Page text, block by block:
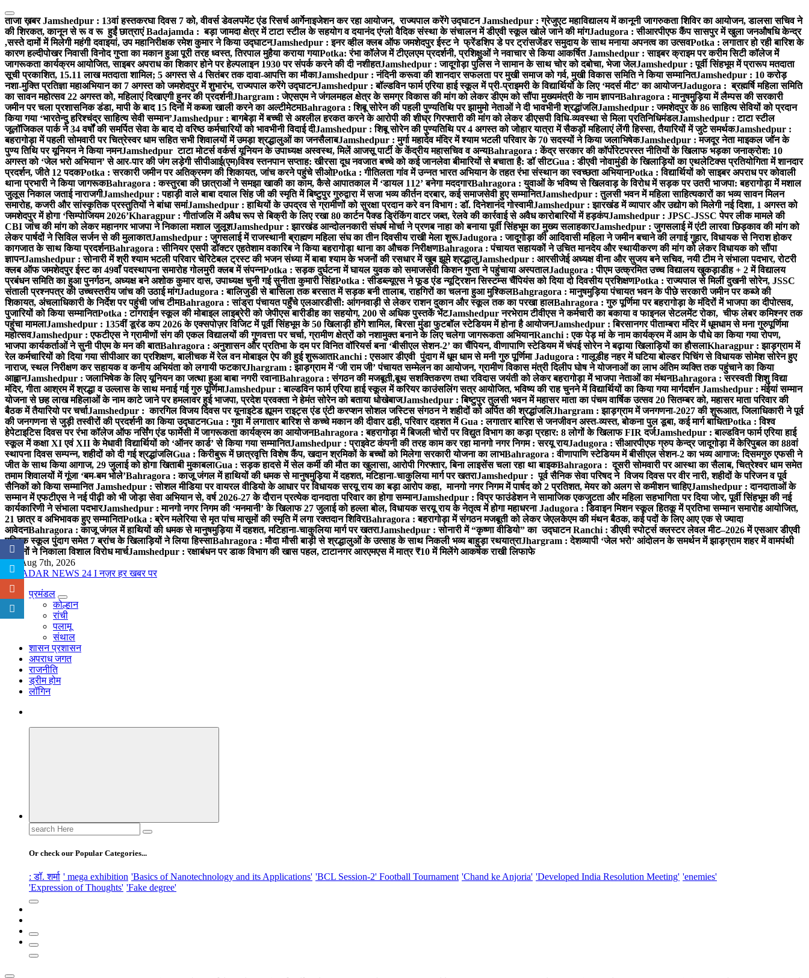
Skip
to
content
ताजा ख़बरJamshedpur : 13वां हस्तकरघा दिवस 7 को, वीवर्स डेवलपमेंट एंड रिसर्च आर्गेनाइजेशन कर रहा आयोजन, राज्यपाल करेंगे उद्घाटनJamshedpur : ग्रेजुएट महाविद्यालय में कानूनी जागरुकता शिविर का आयोजन, डालसा सचिव ने
की शिरकत, कानून से रू व रू हुईं छात्राएंBadajamda : बड़ा जामदा क्षेत्र में टाटा स्टील के सहयोग व दयानंद एंग्लो वैदिक संस्था के संचालन में डीएवी स्कूल खोले जाने की मांगJadugora : सीआरपीएफ कैंप सासपुर में खुला जनऔषधि केन्द्र
,सस्ते दामों में मिलेगी महंगी दवाइयां, उप महानिरीक्षक रमेश कुमार ने किया उद्घाटनJamshedpur : इनर व्हील क्लब ऑफ जमशेदपुर ईस्ट ने फ्रेंडशिप डे पर ट्रांसजेंडर समुदाय के साथ मनाया अपनत्व का उत्सवPotka : लगातार हो रही बारिश के
कारण हल्दीपोखर निवासी विनोद गुप्ता का मकान हुआ पूरी तरह ध्वस्त, तिरपाल मुहैया कराया गयाPotka: रंभा कॉलेज में टीएलएम प्रदर्शनी, प्रशिक्षुओं ने नवाचार से किया आकर्षितJamshedpur : साइबर क्राइम पर करीम सिटी कॉलेज में
जागरूकता कार्यक्रम आयोजित, साइबर अपराध का शिकार होने पर हेल्पलाइन 1930 पर संपर्क करने की दी नशीहतJamshedpur : जादूगोड़ा पुलिस ने सामान के साथ चोर को दबोचा, भेजा जेलJamshedpur : पूर्वी सिंहभूम में प्रारूप मतदाता
सूची प्रकाशित, 15.11 लाख मतदाता शामिल; 5 अगस्त से 4 सितंबर तक दावा-आपत्ति का मौकाJamshedpur : नंदिनी करूवा की शानदार सफलता पर मुखी समाज को गर्व, मुखी विकास समिति ने किया सम्मानितJamshedpur : 10 करोड़
नशा-मुक्ति प्रतिज्ञा महाअभियान का 7 अगस्त को जमशेदपुर में शुभारंभ, राज्यपाल करेंगे उद्घाटनJamshedpur : बॉल्डविन फार्म एरिया हाई स्कूल में प्री-प्राइमरी के विद्यार्थियों के लिए ‘मदर्स मीट’ का आयोजनJadugora : ब्रह्मर्षि महिला समिति
का सावन महोत्सव 22 अगस्त को, महिलाएं दिखाएगी हुनर की प्रदर्शनीJhargram : जेएसएम ने जंगलमहल क्षेत्र के समग्र विकास की मांग को लेकर डीएम को सौंपा मुख्यमंत्री के नाम ज्ञापनBahragora : मानुषमुड़िया में लैम्पस की सरकारी
जमीन पर चला प्रशासनिक डंडा, मापी के बाद 15 दिनों में कब्जा खाली करने का अल्टीमेटमBahragora : शिबू सोरेन की पहली पुण्यतिथि पर झामुमो नेताओं ने दी भावभीनी श्रद्धांजलिJamshedpur : जमशेदपुर के 86 साहित्य सेवियों को प्रदान
किया गया ‘भारतेन्दु हरिश्चंद्र साहित्य सेवी सम्मान’Jamshedpur : बागबेड़ा में बच्ची से अश्लील हरकत करने के आरोपी की शीघ्र गिरफ्तारी की मांग को लेकर डीएसपी विधि-व्यवस्था से मिला प्रतिनिधिमंडलJamshedpur : टाटा स्टील
जूलॉजिकल पार्क ने 34 वर्षों की समर्पित सेवा के बाद दो वरिष्ठ कर्मचारियों को भावभीनी विदाई दीJamshedpur : शिबू सोरेन की पुण्यतिथि पर 4 अगस्त को जोहार यात्रा में सैकड़ों महिलाएं लेंगी हिस्सा, तैयारियों में जुटे समर्थकJamshedpur :
बहरागोड़ा में पहली सोमवारी पर चित्रेस्वर धाम सहित सभी शिवालयों में उमड़ा श्रद्धालुओं का जनसैलाबJamshedpur : मुर्गा महादेव मंदिर में श्याम भटली परिवार के 70 सदस्यों ने किया जलाभिषेकJamshedpur : मजदूर नेता माइकल जॉन के
पुण्य तिथि पर यूनियन ने किया नमनJamshedpur टाटा मोटर्स वर्कर्स यूनियन के उपाध्यक्ष अस्वस्थ, मिलें आजसू पार्टी के केंद्रीय महासचिव व अन्यBahragora : केंद्र सरकार की कॉर्पोरेटपरस्त नीतियों के खिलाफ भड़का जनाक्रोश: 10
अगस्त को ‘जेल भरो अभियान’ से आर-पार की जंग लड़ेगी सीपीआई(एम)विश्व स्तनपान सप्ताह: खीरसा दूध नवजात बच्चे को कई जानलेवा बीमारियों से बचाता है: डॉ सीटGua : डीएवी नोवामुंडी के खिलाड़ियों का एथलेटिक्स प्रतियोगिता में शानदार
प्रदर्शन, जीते 12 पदकPotka : सरकारी जमीन पर अतिक्रमण की शिकायत, जांच करने पहुंचे सीओPotka : गीतिलता गांव में उन्नत भारत अभियान के तहत रंभा संस्थान का स्वच्छता अभियानPotka : विद्यार्थियों को साइबर अपराध पर कोवाली
थाना प्रभारी ने किया जागरूकBahragora : कस्तुरबा की छात्राओं ने समझा खाकी का काम, कैसे आपातकाल में ‘डायल 112’ बनेगा मददगारBahragora : युवाओं के भविष्य से खिलवाड़ के विरोध में सड़क पर उतरी भाजपा: बहरागोड़ा में मशाल
जुलूस निकाल जताई नाराजगीJamshedpur : पहाड़ी वाले बाबा दयाल सिंह जी की स्मृति में बिष्टुपुर गुरुद्वारा में सजा भव्य कीर्तन दरबार, कई समाजसेवी हुए सम्मानितJamshedpur : तुलसी भवन में महिला साहित्यकारों का भव्य सावन मिलन
समारोह, कजरी और सांस्कृतिक प्रस्तुतियों ने बांधा समांJamshedpur : हाथियों के उपद्रव से ग्रामीणों को सुरक्षा प्रदान करे वन विभाग : डॉ. दिनेशानंद गोस्वामीJamshedpur : झारखंड में व्यापार और उद्योग को मिलेगी नई दिशा, 1 अगस्त को
जमशेदपुर में होगा ‘सिम्पोजियम 2026’Kharagpur : गीतांजलि में अवैध रूप से बिक्री के लिए रखा 80 कार्टन पैक्ड ड्रिंकिंग वाटर जब्त, रेलवे की कार्रवाई से अवैध कारोबारियों में हड़कंपJamshedpur : JPSC-JSSC पेपर लीक मामले की
CBI जांच की मांग को लेकर महानगर भाजपा ने निकाला मशाल जुलूशJamshedpur : झारखंड आन्दोलनकारी संघर्ष मोर्चा ने प्रणब नाहा को बनाया पूर्वी सिंहभूम का मुख्य सलाहकारJamshedpur : जुगसलाई में एंटी लारवा छिड़काव की मांग को
लेकर पार्षदों ने सिविल सर्जन से की मुलाकातJamshedpur : जुगसलाई में राजस्थानी ब्राह्मण महिला संघ का तीन दिवसीय राखी मेला शुरूJadugora : जादूगोड़ा की आदिवासी महिला ने जमीन बचाने की लगाई गुहार, विधायक से निराश होकर
कागजात के साथ किया प्रदर्शनBahragora : सीनियर एसपी डॉक्टर एहतेशाम वकारिब ने किया बहरागोड़ा थाना का औचक निरीक्षणBahragora : पंचायत सहायकों ने उचित मानदेय और स्थायीकरण की मांग को लेकर विधायक को सौंपा
ज्ञापनJamshedpur : सोनारी में श्री श्याम भटली परिवार चेरिटेबल ट्रस्ट की भजन संध्या में बाबा श्याम के भजनों की रसधार में खुब झूमे श्रद्धालुJamshedpur : आरसीजेई अध्यक्ष वीना और सुजय बने सचिव, नयी टीम ने संभाला पदभार, रोटरी
क्लब ऑफ जमशेदपुर ईस्ट का 49वाँ पदस्थापना समारोह गोलमुरी क्लब में संपन्नPotka : सड़क दुर्घटना में घायल युवक को समाजसेवी किशन गुप्ता ने पहुंचाया अस्पतालJadugora : पीएम उत्क्रमित उच्च विद्यालय खुकड़ाडीह + 2 में विद्यालय
प्रबंधन समिति का हुआ पुनर्गठन, अध्यक्ष बने अशोक कुमार दास, उपाध्यक्ष चुनी गई सुनीता कुमारी सिंहPotka : सीडब्ल्यूएस ने फूड एंड न्यूट्रिशन सिस्टम्स चैंपियंस को दिया दो दिवसीय प्रशिक्षणPotka : राज्यपाल से मिलीं दुखनी सोरेन, JSSC
संताली प्रश्नपत्र की उच्चस्तरीय जांच की उठाई मांगJadugora : बालिजुडी से बासिला तक बरसात में सड़क बनी तालाब, राहगिरों का चलना हुआ मुश्किलBahgragora : मानुषमुड़िया पंचायत भवन के पीछे सरकारी जमीन पर कब्जे की
शिकायत, अंचलाधिकारी के निर्देश पर पहुंची जांच टीमBahragora : सांड्रा पंचायत पहुँचे एलआरडीसी: आंगनवाड़ी से लेकर राशन दुकान और स्कूल तक का परखा हालBahragora : गुरु पूर्णिमा पर बहरागोड़ा के मंदिरों में भाजपा का दीपोत्सव,
पुजारियों को किया सम्मानितPotka : टांगराईन स्कूल की मोबाइल लाइब्रेरी को जेपीएस बारीडीह का सहयोग, 200 से अधिक पुस्तकें भेंटJamshedpur नरभेराम टीवीएस ने कर्मचारी का बकाया व फाइनल सेटलमेंट रोका, चीफ लेबर कमिश्नर तक
पहुंचा मामलाJamshedpur : 135वीं डूरंड कप 2026 के एक्सपोज़र विजिट में पूर्वी सिंहभूम के 50 खिलाड़ी होंगे शामिल, बिरसा मुंडा फुटबॉल स्टेडियम में होना है आयोजनJamshedpur : बिरसानगर पीताम्बरा मंदिर में धूमधाम से मना गुरुपूर्णिमा
महोत्सवJamshedpur : एफटीएस ने ग्रामीणों संग की एकल विद्यालयों की गुणवत्ता पर चर्चा, ग्रामीण क्षेत्रों को नशामुक्त बनाने के लिए चलेगा जागरूकता अभियानRanchi : एक पेड़ मां के नाम कार्यक्रम में आम के पौधे का किया गया रोपण,
भाजपा कार्यकर्ताओं ने सुनी पीएम के मन की बातBahragora : अनुशासन और प्रतिभा के दम पर विनित वॉरियर्स बना ‘बीसीएल सेशन-2’ का चैंपियन, वीणापाणि स्टेडियम में चंपई सोरेन ने बढ़ाया खिलाड़ियों का हौसलाKharagpur : झाड़ग्राम में
रेल कर्मचारियों को दिया गया सीपीआर का प्रशिक्षण, बालीचक में रेल वन मोबाइल ऐप की हुई शुरूआतRanchi : एसआर डीएवी पुंदाग में धूम धाम से मनी गुरु पूर्णिमाJadugora : गालूडीह नहर में घटिया बोल्डर पिचिंग से विधायक सोमेश सोरेन हुए
नाराज, स्थल निरीक्षण कर सहायक व कनीय अभियंता को लगायी फटकारJhargram : झाड़ग्राम में ‘जी राम जी’ पंचायत सम्मेलन का आयोजन, ग्रामीण विकास मंत्री दिलीप घोष ने योजनाओं का लाभ अंतिम व्यक्ति तक पहुंचाने का किया
आह्वानJamshedpur : जलाभिषेक के लिए यूनियन का जत्था हुआ बाबा नगरी रवानाBahragora : संगठन की मजबूती,बूथ सशक्तिकरण तथा रविदास जयंती को लेकर बहरागोड़ा में भाजपा नेताओं का मंथनBahragora : सरस्वती शिशु विद्या
मंदिर, गीता आश्रम में श्रद्धा व उल्लास के साथ मनाई गई गुरु पूर्णिमाJamshedpur : बाल्डविन फार्म एरिया हाई स्कूल में करियर काउंसलिंग सत्र आयोजित, भविष्य की राह चुनने में विद्यार्थियों का किया गया मार्गदर्शनJamshedpur : मंईयां सम्मान
योजना से छह लाख महिलाओं के नाम काटे जाने पर हमलावर हुई भाजपा, प्रदेश प्रवक्ता ने हेमंत सोरेन को बताया धोखेबाजJamshedpur : बिष्टुपुर तुलसी भवन में महासर माता का पंचम वार्षिक उत्सव 20 सितम्बर को, महासर माता परिवार की
बैठक में तैयारियो पर चर्चाJamshedpur : कारगिल विजय दिवस पर यूनाइटेड ह्यूमन राइट्स एंड एंटी करप्शन सोशल जस्टिस संगठन ने शहीदों को अर्पित की श्रद्धांजलिJhargram : झाड़ग्राम में जनगणना-2027 की शुरूआत, जिलाधिकारी ने पूर्व
की जनगणना से जुड़ी तस्वीरों की प्रदर्शनी का किया उद्घाटनGua : गुवा में लगातार बारिश से कच्चे मकान की दीवार ढही, परिवार दहशत मेंGua : लगातार बारिश से जनजीवन अस्त-व्यस्त, बोकना पुल डूबा, कई मार्ग बाधितPotka : विश्व
हेपेटाइटिस दिवस पर रंभा कॉलेज ऑफ नर्सिंग एंड फार्मेसी में जागरूकता कार्यक्रम का आयोजनBahragora : बहरागोड़ा में बिजली चोरों पर विद्युत विभाग का कड़ा प्रहार: 8 लोगों के खिलाफ FIR दर्जJamshedpur : बाल्डविन फार्म एरिया हाई
स्कूल में कक्षा XI एवं XII के मेधावी विद्यार्थियों को ‘ऑनर कार्ड’ से किया गया सम्मानितJamshedpur : प्राइवेट कंपनी की तरह काम कर रहा मानगो नगर निगम : सरयू रायJadugora : सीआरपीएफ ग्रुप केन्द्र जादूगोड़ा में केरिपुबल का 88वां
स्थापना दिवस सम्पन्न, शहीदों को दी गई श्रद्धांजलिGua : किरीबुरू में छात्रवृत्ति विशेष कैंप, खदान श्रमिकों के बच्चों को मिलेगा सरकारी योजना का लाभBahragora : वीणापाणि स्टेडियम में बीसीएल सेशन-2 का भव्य आगाज: दिसमगुरु एफसी ने
जीत के साथ किया आगाज, 29 जुलाई को होगा खिताबी मुकाबलाGua : सड़क हादसे में सेल कर्मी की मौत का खुलासा, आरोपी गिरफ्तार, बिना लाइसेंस चला रहा था बाइकBahragora : दूसरी सोमवारी पर आस्था का सैलाब, चित्रेश्वर धाम समेत
तमाम शिवालयों में गूंजा ‘बम-बम भोले’Bahragora : काजू जंगल में हाथियों की धमक से मानुषमुड़िया में दहशत, मटिहाना-चाकुलिया मार्ग पर खतराJamshedpur : पूर्व सैनिक सेवा परिषद ने विजय दिवस पर वीर नारी, शहीदों के परिजन व पूर्व
सैनिकों को किया सम्मानितJamshedpur : सोशल मीडिया पर वायरल वीडियो के आधार पर विधायक सरयू राय का बड़ा आरोप कहा, मानगो नगर निगम में पार्षद को 2 प्रतिशत, मेयर को अलग से कमीशन चाहिएJamshedpur : दानदाताओं के
सम्मान में एफटीएस ने नई पीढ़ी को भी जोड़ा सेवा अभियान से, वर्ष 2026-27 के दौरान प्रत्येक दानदाता परिवार का होगा सम्मानJamshedpur : विप्र फाउंडेशन ने सामाजिक एकजुटता और महिला सहभागिता पर दिया जोर, पूर्वी सिंहभूम की नई
कार्यकारिणी ने संभाला पदभारJamshedpur : मानगो नगर निगम की ‘मनमानी’ के खिलाफ 27 जुलाई को हल्ला बोल, विधायक सरयू राय के नेतृत्व में होगा महाधरनाJadugora : डिवाइन मिशन स्कूल हितकू में प्रतिभा सम्मान समारोह आयोजित,
21 छात्र व अभिभावक हुए सम्मानितPotka : ब्रेन मलेरिया से मृत पांच मासूमों की स्मृति में लगा रक्तदान शिविरBahragora : बहरागोड़ा में संगठन मजबूती को लेकर जेएलकेएम की मंथन बैठक, कई पदों के लिए आए एक से ज्यादा
आवेदनBahragora : काजू जंगल में हाथियों की धमक से मानुषमुड़िया में दहशत, मटिहाना-चाकुलिया मार्ग पर खतराJamshedpur : सोनारी में “कृष्णा वीडियो” का उद्घाटनRanchi : डीएवी स्पोर्ट्स क्लस्टर लेवल मीट–2026 में एसआर डीएवी
पब्लिक स्कूल पुंदाग समेत 7 ब्रांच के खिलाड़ियों ने लिया हिस्साBahragora : मौदा मौसी बाड़ी से श्रद्धालुओं के उत्साह के साथ निकली भव्य बाहुड़ा रथयात्राJhargram : देशव्यापी ‘जेल भरो’ आंदोलन के समर्थन में झाड़ग्राम शहर में वामपंथी
संगठनों ने निकाला विशाल विरोध मार्चJamshedpur : रक्षाबंधन पर डाक विभाग की खास पहल, टाटानगर आरएमएस में मात्र ₹10 में मिलेंगे आकर्षक राखी लिफाफे
Fri. Aug 7th, 2026
नज़र हर खबर पर
प्रमंडल
कोल्हान
रांची
पलामू
संथाल
शासन प्रशासन
अपराध जगत
राजनीति
ड्रीम होम
लॉगिन
Search
for:
Or check our Popular Categories...
: डॉ. शर्मा ' mega exhibition 'Basics of Nanotechnology and its Applications' 'BCL Session-2' Football Tournament 'Chand ke Anjoria' 'Developed India Resolution Meeting' 'enemies'
'Expression of Thoughts' 'Fake degree'